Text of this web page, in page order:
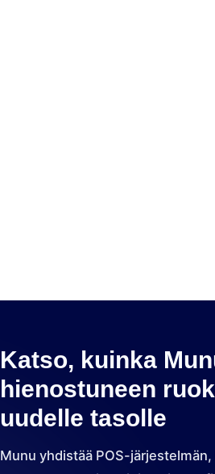
Katso, kuinka
hienostuneen
uudelle tasolle
Munu yhdistää POS-